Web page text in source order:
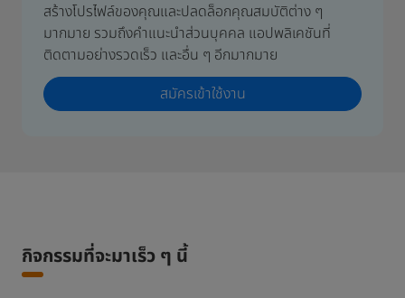
สร้างโปรไฟล์ของคุณและปลดล็อกคุณสมบัติต่าง ๆ
มากมาย รวมถึงคำแนะนำส่วนบุคคล แอปพลิเคชันที่
ติดตามอย่างรวดเร็ว และอื่น ๆ อีกมากมาย
สมัครเข้าใช้งาน
กิจกรรมที่จะมาเร็ว ๆ นี้